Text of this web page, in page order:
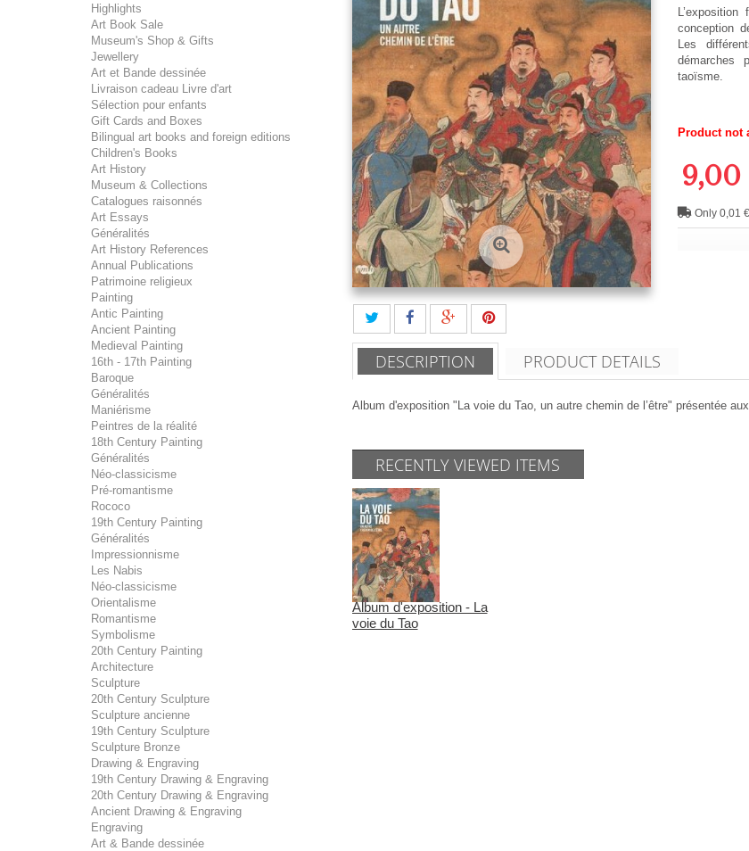
Highlights
Art Book Sale
Museum's Shop & Gifts
Jewellery
Art et Bande dessinée
Livraison cadeau Livre d'art
Sélection pour enfants
Gift Cards and Boxes
Bilingual art books and foreign editions
Children's Books
Art History
Museum & Collections
Catalogues raisonnés
Art Essays
Généralités
Art History References
Annual Publications
Patrimoine religieux
Painting
Antic Painting
Ancient Painting
Medieval Painting
16th - 17th Painting
Baroque
Généralités
Maniérisme
Peintres de la réalité
18th Century Painting
Généralités
Néo-classicisme
Pré-romantisme
Rococo
19th Century Painting
Généralités
Impressionnisme
Les Nabis
Néo-classicisme
Orientalisme
Romantisme
Symbolisme
20th Century Painting
Architecture
Sculpture
20th Century Sculpture
Sculpture ancienne
19th Century Sculpture
Sculpture Bronze
Drawing & Engraving
19th Century Drawing & Engraving
20th Century Drawing & Engraving
Ancient Drawing & Engraving
Engraving
Art & Bande dessinée
conception
Les
démarches
taoïsme.
Product not
9,00
Only 0,01
DESCRIPTION PRODUCT DETAILS
Album d'exposition "La voie du Tao, un autre chemin de l’être" présentée
RECENTLY VIEWED ITEMS
Album d'exposition - La
voie du Tao